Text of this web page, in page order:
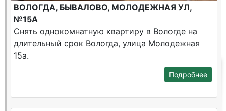
ВОЛОГДА, БЫВАЛОВО, МОЛОДЕЖНАЯ УЛ,
№15А
Снять однокомнатную квартиру в Вологде на
длительный срок Вологда, улица Молодежная
15а.
Подробнее